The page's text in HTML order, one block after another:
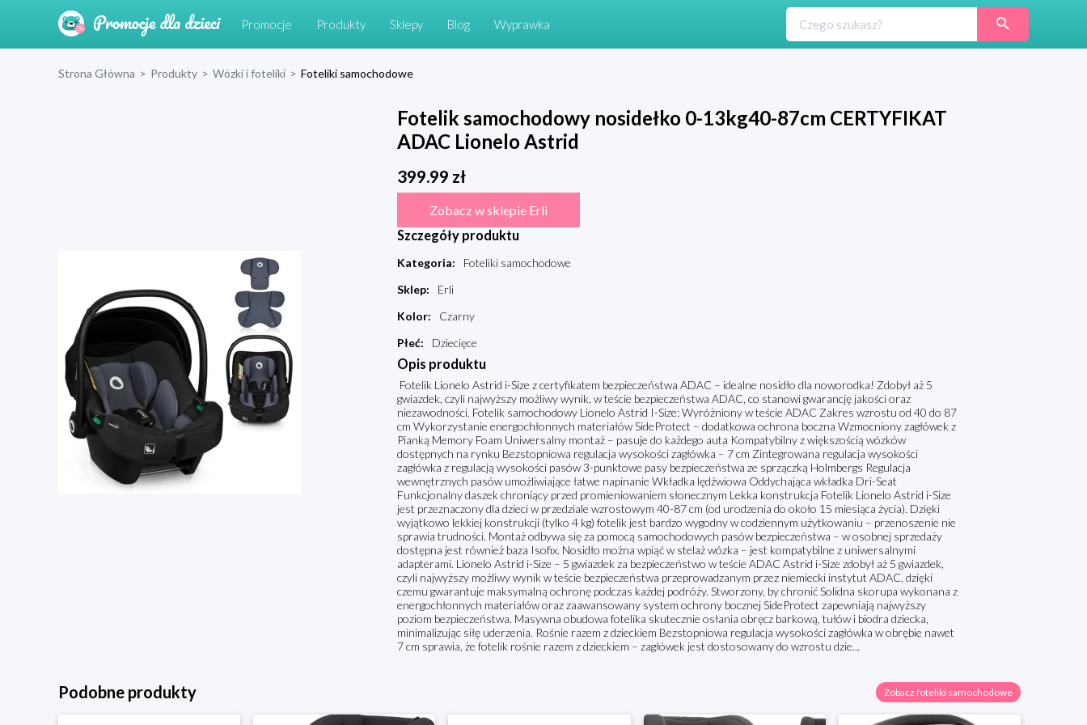
Promocje Produkty Sklepy Blog Wyprawka
Strona Główna > Produkty > Wózki i foteliki > Foteliki samochodowe
Fotelik samochodowy nosidełko 0-13kg40-87cm CERTYFIKAT
ADAC Lionelo Astrid
399.99 zł
Zobacz w sklepie Erli
Szczegóły produktu
Kategoria:
Foteliki samochodowe
Sklep:
Erli
Kolor:
Czarny
Płeć: Dziecięce
Opis produktu
Fotelik Lionelo Astrid i-Size z certyfikatem bezpieczeństwa ADAC – idealne nosidło dla noworodka! Zdobył aż 5
gwiazdek, czyli najwyższy możliwy wynik, w teście bezpieczeństwa ADAC, co stanowi gwarancję jakości oraz
niezawodności. Fotelik samochodowy Lionelo Astrid I-Size: Wyróżniony w teście ADAC Zakres wzrostu od 40 do 87
cm Wykorzystanie energochłonnych materiałów SideProtect – dodatkowa ochrona boczna Wzmocniony zagłówek z
Pianką Memory Foam Uniwersalny montaż – pasuje do każdego auta Kompatybilny z większością wózków
dostępnych na rynku Bezstopniowa regulacja wysokości zagłówka – 7 cm Zintegrowana regulacja wysokości
zagłówka z regulacją wysokości pasów 3-punktowe pasy bezpieczeństwa ze sprzączką Holmbergs Regulacja
wewnętrznych pasów umożliwiające łatwe napinanie Wkładka lędźwiowa Oddychająca wkładka Dri-Seat
Funkcjonalny daszek chroniący przed promieniowaniem słonecznym Lekka konstrukcja Fotelik Lionelo Astrid i-Size
jest przeznaczony dla dzieci w przedziale wzrostowym 40-87 cm (od urodzenia do około 15 miesiąca życia). Dzięki
wyjątkowo lekkiej konstrukcji (tylko 4 kg) fotelik jest bardzo wygodny w codziennym użytkowaniu – przenoszenie nie
sprawia trudności. Montaż odbywa się za pomocą samochodowych pasów bezpieczeństwa – w osobnej sprzedaży
dostępna jest również baza Isofix. Nosidło można wpiąć w stelaż wózka – jest kompatybilne z uniwersalnymi
adapterami. Lionelo Astrid i-Size – 5 gwiazdek za bezpieczeństwo w teście ADAC Astrid i-Size zdobył aż 5 gwiazdek,
czyli najwyższy możliwy wynik w teście bezpieczeństwa przeprowadzanym przez niemiecki instytut ADAC, dzięki
czemu gwarantuje maksymalną ochronę podczas każdej podróży. Stworzony, by chronić Solidna skorupa wykonana z
energochłonnych materiałów oraz zaawansowany system ochrony bocznej SideProtect zapewniają najwyższy
poziom bezpieczeństwa. Masywna obudowa fotelika skutecznie osłania obręcz barkową, tułów i biodra dziecka,
minimalizując siłę uderzenia. Rośnie razem z dzieckiem Bezstopniowa regulacja wysokości zagłówka w obrębie nawet
7 cm sprawia, że fotelik rośnie razem z dzieckiem – zagłówek jest dostosowany do wzrostu dzie...
Podobne produkty Zobacz foteliki samochodowe